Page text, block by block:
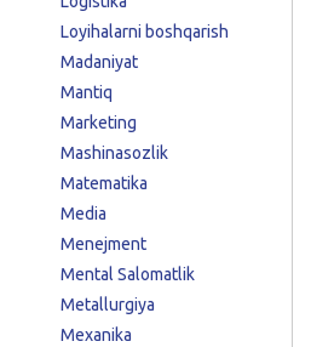
Loyihalarni boshqarish
Madaniyat
Mantiq
Marketing
Mashinasozlik
Matematika
Media
Menejment
Mental Salomatlik
Metallurgiya
Mexanika